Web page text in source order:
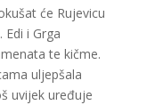
će Rujevicu
i Grga
te kičme.
uljepšala
uvijek uređuje